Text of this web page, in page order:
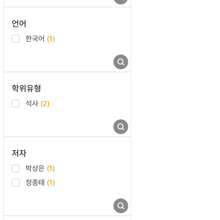
언어
한국어 (1)
학위유형
석사 (2)
저자
박상은 (1)
정종태 (1)